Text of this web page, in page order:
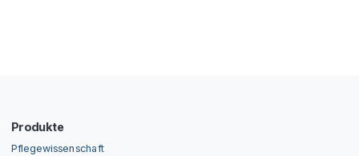
Produkte
Pflegewissenschaft